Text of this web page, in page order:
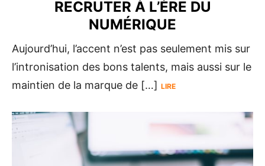
RECRUTER À L’ÈRE DU
NUMÉRIQUE
Aujourd’hui, l’accent n’est pas seulement mis sur
l’intronisation des bons talents, mais aussi sur le
maintien de la marque de […] LIRE